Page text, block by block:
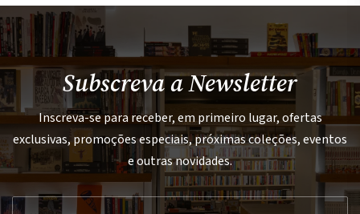
Subscreva a Newsletter
Inscreva-se para receber, em primeiro lugar, ofertas
exclusivas, promoções especiais, próximas coleções, eventos
e outras novidades.